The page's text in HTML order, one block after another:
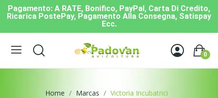
Pagamento: A RATE, Bonifico, PayPal, Carta Di Credito,
Ricarica PostePay, Pagamento Alla Consegna, Satispay
Ecc.
0
Home Marcas Victoria Incubatrici